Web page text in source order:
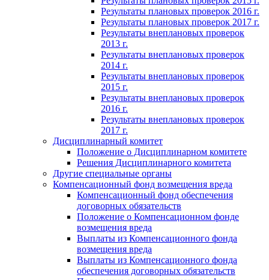
Результаты плановых проверок 2016 г.
Результаты плановых проверок 2017 г.
Результаты внеплановых проверок
2013 г.
Результаты внеплановых проверок
2014 г.
Результаты внеплановых проверок
2015 г.
Результаты внеплановых проверок
2016 г.
Результаты внеплановых проверок
2017 г.
Дисциплинарный комитет
Положение о Дисциплинарном комитете
Решения Дисциплинарного комитета
Другие специальные органы
Компенсационный фонд возмещения вреда
Компенсационный фонд обеспечения
договорных обязательств
Положение о Компенсационном фонде
возмещения вреда
Выплаты из Компенсационного фонда
возмещения вреда
Выплаты из Компенсационного фонда
обеспечения договорных обязательств